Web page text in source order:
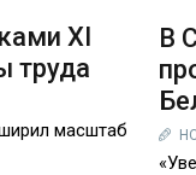
XI
труда
масштаб
В